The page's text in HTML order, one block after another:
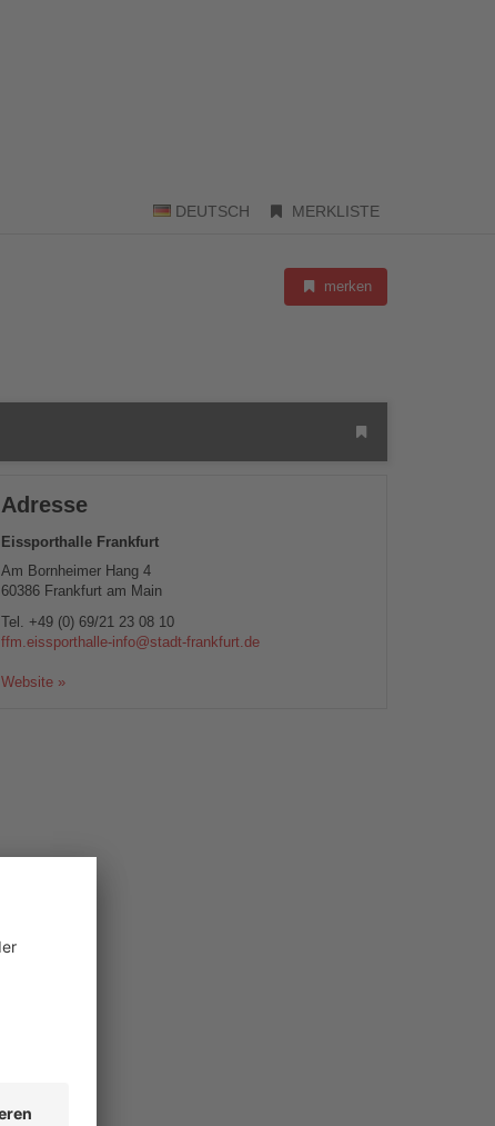
DEUTSCH MERKLISTE
merken
Adresse
Eissporthalle Frankfurt
Am Bornheimer Hang 4
60386 Frankfurt am Main
Tel. +49 (0) 69/21 23 08 10
ffm.eissporthalle-info@stadt-frankfurt.de
Website »